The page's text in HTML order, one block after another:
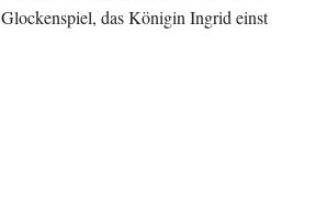
das Königin Ingrid einst